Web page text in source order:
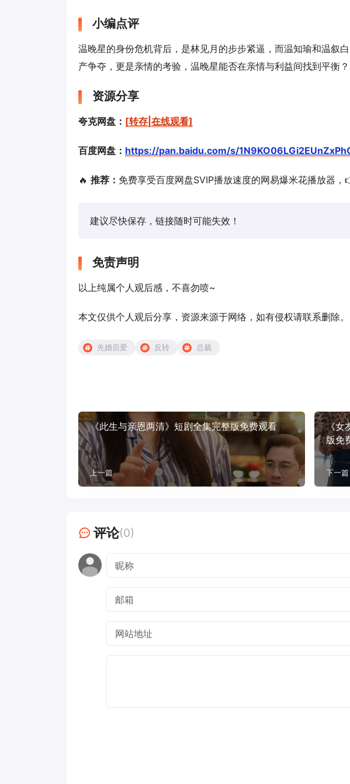
小编点评
温晚星的身份危机背后，是林见月的步步紧逼，而温知瑜和温叙
产争夺，更是亲情的考验，温晚星能否在亲情与利益间找到平衡？
资源分享
夸克网盘： [转存|在线观看]
百度网盘： https://pan.baidu.com/s/
🔥 推荐： 免费享受百度网盘SVIP播放速度的网易爆米花播放器，
建议尽快保存，链接随时可能失效！
免责声明
以上纯属个人观后感，不喜勿喷~
本文仅供个人观后分享，资源来源于网络，如有侵权请联系删除。
先婚后爱 反转 总裁
《此生与亲恩两清》短剧全集完整版免费观看
上一篇
《女
版免
下一篇
评论(0)